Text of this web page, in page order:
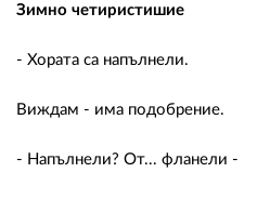
Зимно четиристишие
- Хората са напълнели.
Виждам - има подобрение.
- Напълнели? От... фланели -